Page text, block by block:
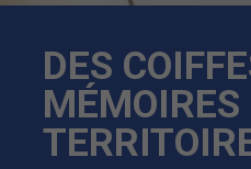
DES
MÉMOIRES